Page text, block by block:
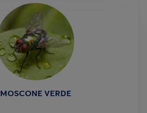
MOSCONE VERDE